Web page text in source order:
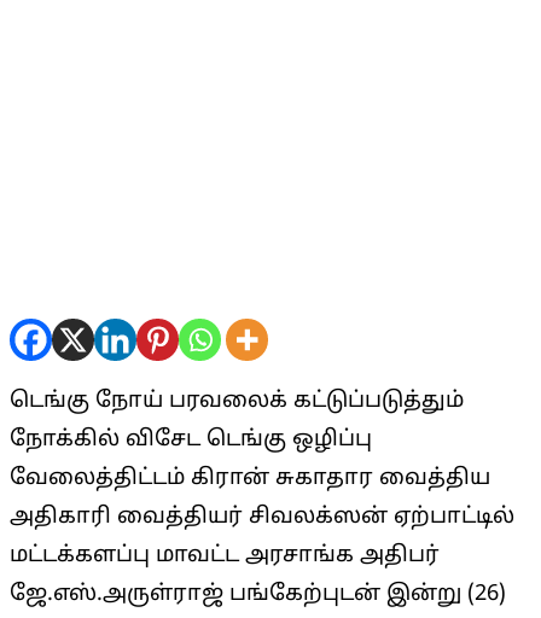
டெங்கு நோய் பரவலைக் கட்டுப்படுத்தும்
நோக்கில் விசேட டெங்கு ஒழிப்பு
வேலைத்திட்டம் கிரான் சுகாதார வைத்திய
அதிகாரி வைத்தியர் சிவலக்ஸன் ஏற்பாட்டில்
மட்டக்களப்பு மாவட்ட அரசாங்க அதிபர்
ஜே.எஸ்.அருள்ராஜ் பங்கேற்புடன் இன்று (26)